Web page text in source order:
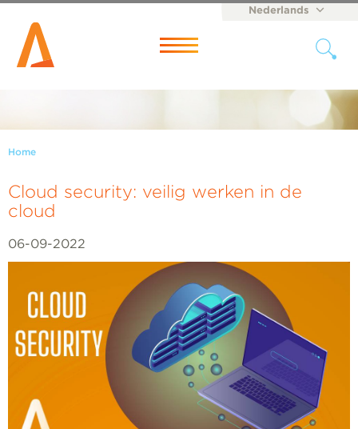
Nederlands
Menu
Home
Cloud security: veilig werken in de
cloud
06-09-2022